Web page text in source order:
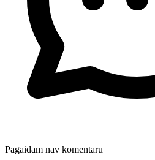
Pagaidām nav komentāru